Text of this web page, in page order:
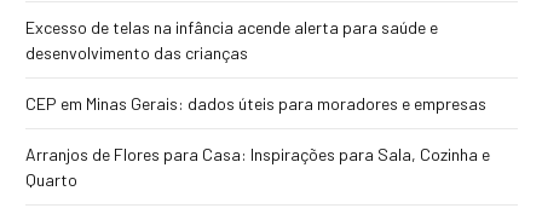
Excesso de telas na infância acende alerta para saúde e
desenvolvimento das crianças
CEP em Minas Gerais: dados úteis para moradores e empresas
Arranjos de Flores para Casa: Inspirações para Sala, Cozinha e
Quarto